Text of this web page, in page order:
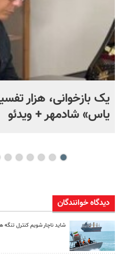
یک بازخوانی، هزار
یاس» شادمهر + ویدئو
دیدگاه خوانندگان
شاید ناچار شویم کنترل تنگه